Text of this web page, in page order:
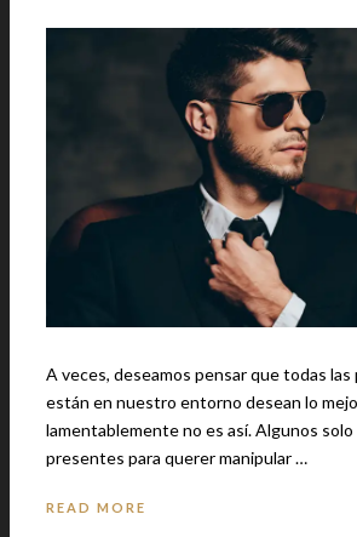
A veces, deseamos pensar que todas
están en nuestro entorno desean lo
lamentablemente no es así. Algunos solo
presentes para querer manipular …
READ MORE